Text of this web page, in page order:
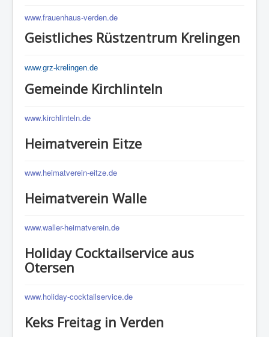
www.frauenhaus-verden.de
Geistliches Rüstzentrum Krelingen
www.grz-krelingen.de
Gemeinde Kirchlinteln
www.kirchlinteln.de
Heimatverein Eitze
www.heimatverein-eitze.de
Heimatverein Walle
www.waller-heimatverein.de
Holiday Cocktailservice aus
Otersen
www.holiday-cocktailservice.de
Keks Freitag in Verden